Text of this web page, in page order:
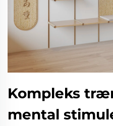
Kompleks
mental